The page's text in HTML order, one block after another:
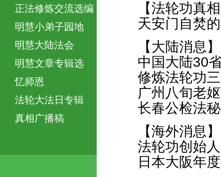
正法修炼交流选编
明慧小弟子园地
明慧大陆法会
明慧文章专辑选
忆师恩
法轮大法日专辑
真相广播稿
【法轮功真
天安门自焚
【大陆消息】
中国大陆30
修炼法轮功
广州八旬老
长春公检法
【海外消息】
法轮功创始
日本大阪年